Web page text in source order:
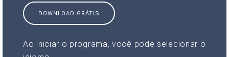
DOWNLOAD GRÁTIS
Ao iniciar o programa, você pode selecionar o